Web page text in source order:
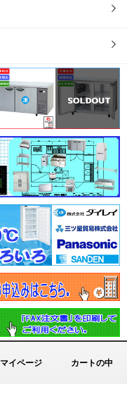
マイページ カートの中